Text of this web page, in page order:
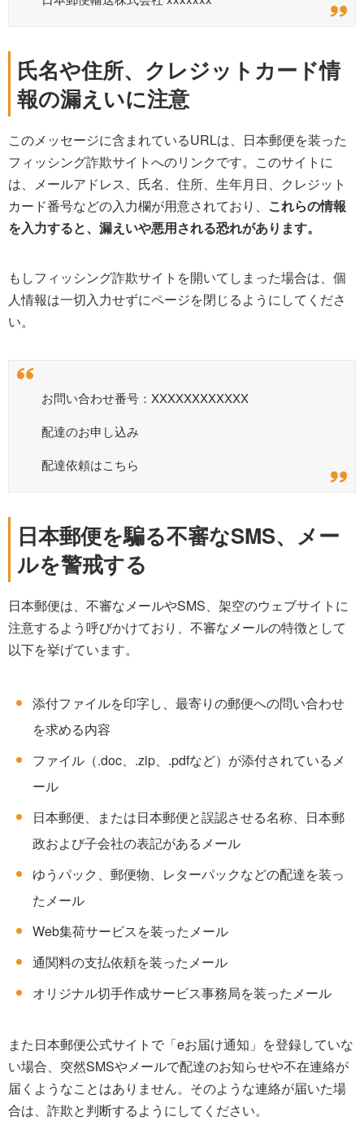
氏名や住所、クレジットカード情
報の漏えいに注意
このメッセージに含まれているURLは、日本郵便を装った
フィッシング詐欺サイトへのリンクです。このサイトに
は、メールアドレス、氏名、住所、生年月日、クレジット
カード番号などの入力欄が用意されており、 これらの情報
を入力すると、漏えいや悪用される恐れがあります。
もしフィッシング詐欺サイトを開いてしまった場合は、個
人情報は一切入力せずにページを閉じるようにしてくださ
い。
お問い合わせ番号：XXXXXXXXXXXX
配達のお申し込み
配達依頼はこちら
日本郵便を騙る不審なSMS、メー
ルを警戒する
日本郵便は、不審なメールやSMS、架空のウェブサイトに
注意するよう呼びかけており、不審なメールの特徴として
以下を挙げています。
添付ファイルを印字し、最寄りの郵便への問い合わせ
を求める内容
ファイル（.doc、.zip、.pdfなど）が添付されているメ
ール
日本郵便、または日本郵便と誤認させる名称、日本郵
政および子会社の表記があるメール
ゆうパック、郵便物、レターパックなどの配達を装っ
たメール
Web集荷サービスを装ったメール
通関料の支払依頼を装ったメール
オリジナル切手作成サービス事務局を装ったメール
また日本郵便公式サイトで「eお届け通知」を登録していな
い場合、突然SMSやメールで配達のお知らせや不在連絡が
届くようなことはありません。そのような連絡が届いた場
合は、詐欺と判断するようにしてください。